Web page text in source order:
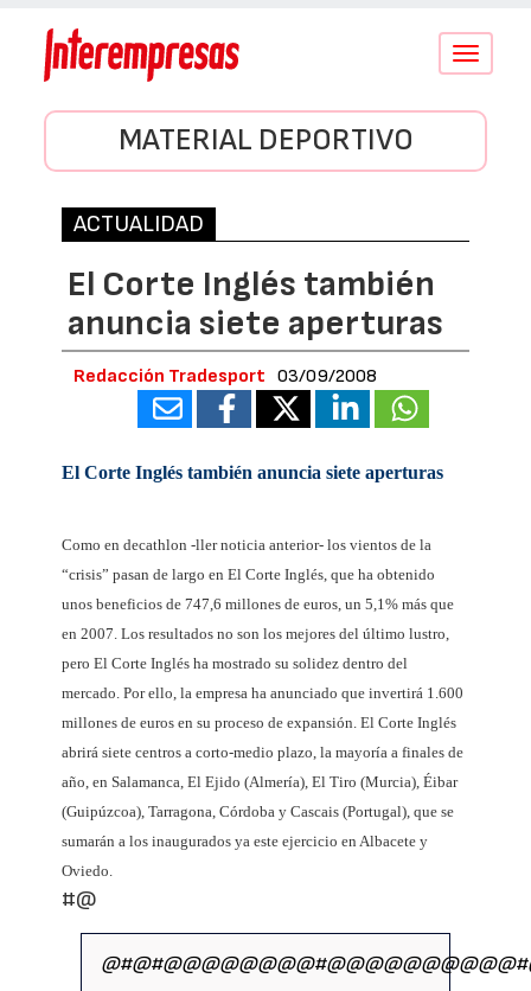
Conmutar
MATERIAL DEPORTIVO
ACTUALIDAD
El Corte Inglés también
anuncia siete aperturas
Redacción Tradesport 03/09/2008
El Corte Inglés también anuncia siete aperturas
Como en decathlon -ller noticia anterior- los vientos de la
“crisis” pasan de largo en El Corte Inglés, que ha obtenido
unos beneficios de 747,6 millones de euros, un 5,1% más que
en 2007. Los resultados no son los mejores del último lustro,
pero El Corte Inglés ha mostrado su solidez dentro del
mercado. Por ello, la empresa ha anunciado que invertirá 1.600
millones de euros en su proceso de expansión. El Corte Inglés
abrirá siete centros a corto-medio plazo, la mayoría a finales de
año, en Salamanca, El Ejido (Almería), El Tiro (Murcia), Éibar
(Guipúzcoa), Tarragona, Córdoba y Cascais (Portugal), que se
sumarán a los inaugurados ya este ejercicio en Albacete y
Oviedo.
#@